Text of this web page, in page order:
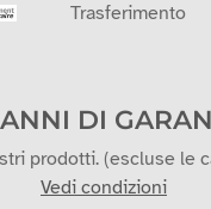
Trasferimento
DI
prodotti. (escluse le
Vedi condizioni